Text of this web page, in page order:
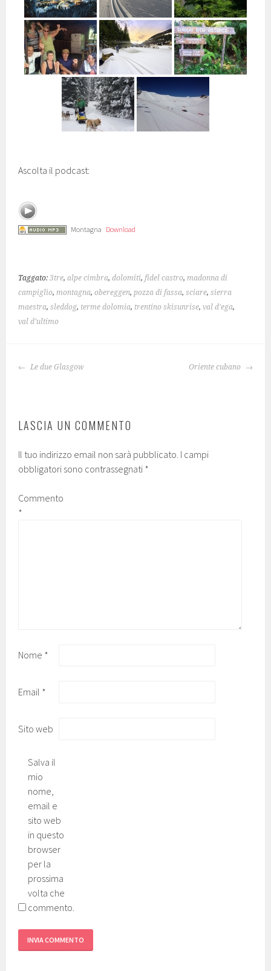
Ascolta il podcast:
Montagna Download
Taggato:3tre,alpe cimbra,dolomiti,fidel castro,madonna di
campiglio,montagna,obereggen,pozza di fassa,sciare,sierra
maestra,sleddog, terme dolomia, trentino skisunrise,val d'ega,
val d'ultimo
NAVIGAZIONE
Le due Glasgow Oriente cubano
LASCIA UN COMMENTO
Il tuo indirizzo email non sarà pubblicato. I campi
obbligatori sono contrassegnati *
Commento
*
Nome *
Email *
Sito web
Salva il
mio
nome,
email e
sito web
in questo
browser
per la
prossima
volta che
commento.